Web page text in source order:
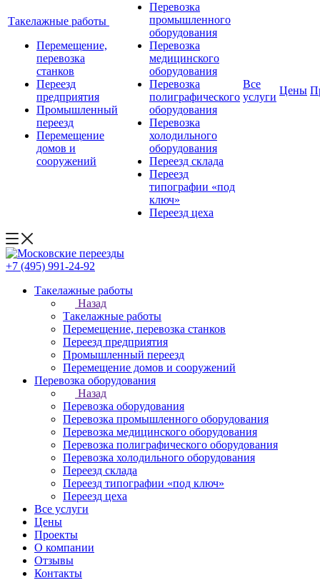
Такелажные работы
Перемещение,
перевозка
станков
Переезд
предприятия
Промышленный
переезд
Перемещение
домов и
сооружений
Перевозка
промышленного
оборудования
Перевозка
медицинского
оборудования
Перевозка
полиграфического
оборудования
Перевозка
холодильного
оборудования
Переезд склада
Переезд
типографии «под
ключ»
Переезд цеха
Все
услуги
Цены
+7 (495) 991-24-92
Такелажные работы
Назад
Такелажные работы
Перемещение, перевозка станков
Переезд предприятия
Промышленный переезд
Перемещение домов и сооружений
Перевозка оборудования
Назад
Перевозка оборудования
Перевозка промышленного оборудования
Перевозка медицинского оборудования
Перевозка полиграфического оборудования
Перевозка холодильного оборудования
Переезд склада
Переезд типографии «под ключ»
Переезд цеха
Все услуги
Цены
Проекты
О компании
Отзывы
Контакты